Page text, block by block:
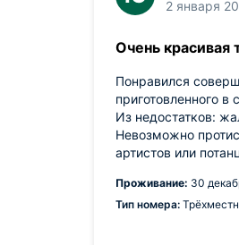
2 января
Очень красивая
Понравился
приготовленного в
Из недостатков:
Невозможно
артистов или
Проживание: 30
Тип номера: